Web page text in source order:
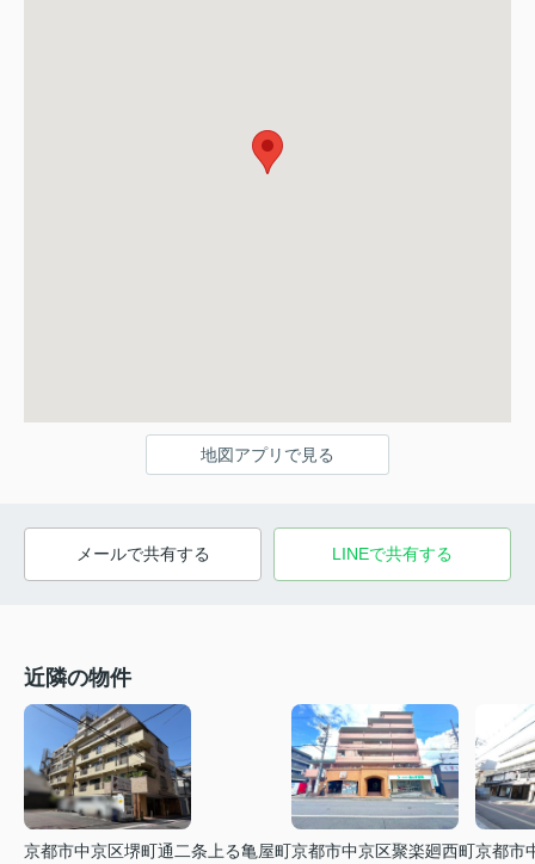
地図アプリで見る
メールで共有する LINEで共有する
近隣の物件
京都市中京区堺町通二条上る亀屋町京都市中京区聚楽廻西町京都市